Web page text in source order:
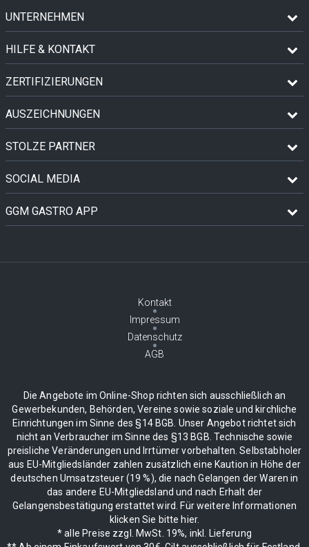
UNTERNEHMEN
HILFE & KONTAKT
ZERTIFIZIERUNGEN
AUSZEICHNUNGEN
STOLZE PARTNER
SOCIAL MEDIA
GGM GASTRO APP
Kontakt
Impressum
Datenschutz
AGB
Die Angebote im Online-Shop richten sich ausschließlich an
Gewerbekunden, Behörden, Vereine sowie soziale und kirchliche
Einrichtungen im Sinne des §14 BGB. Unser Angebot richtet sich
nicht an Verbraucher im Sinne des §13 BGB. Technische sowie
preisliche Veränderungen und Irrtümer vorbehalten. Selbstabholer
aus EU-Mitgliedsländer zahlen zusätzlich eine Kaution in Höhe der
deutschen Umsatzsteuer (19 %), die nach Gelangen der Waren in
das andere EU-Mitgliedsland und nach Erhalt der
Gelangensbestätigung erstattet wird. Für weitere Informationen
klicken Sie bitte hier.
* alle Preise zzgl. MwSt. 19%, inkl. Lieferung